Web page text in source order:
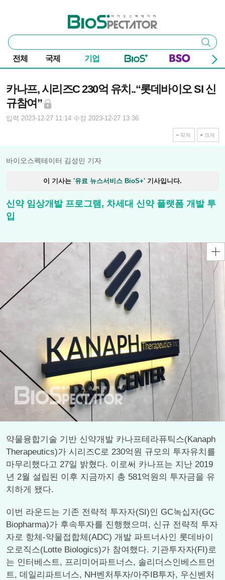
바이오스펙테이터
통
합
검
색
검색
전체 국제 기업
카나프, 시리즈C 230억 유치..“롯데바이오 SI 신
규참여”
입력 2023-12-27 11:14 수정 2023-12-27 13:36
작게 크게
바이오스펙테이터 김성민 기자
이 기사는 '유료 뉴스서비스 BioS+' 기사입니다.
신약 임상개발 프로그램, 차세대 신약 플랫폼 개발 투
입
약물융합기술 기반 신약개발 카나프테라퓨틱스(Kanaph
Therapeutics)가 시리즈C로 230억원 규모의 투자유치를
마무리했다고 27일 밝혔다. 이로써 카나프는 지난 2019
년 2월 설립된 이후 지금까지 총 581억원의 투자금을 유
치하게 됐다.
이번 라운드는 기존 전략적 투자자(SI)인 GC녹십자(GC
Biopharma)가 후속투자를 진행했으며, 신규 전략적 투자
자로 항체-약물접합체(ADC) 개발 파트너사인 롯데바이
오로직스(Lotte Biologics)가 참여했다. 기관투자자(FI)로
는 인터베스트, 프리미어파트너스, 솔리더스인베스트먼
트, 데일리파트너스, NH벤처투자/아주IB투자, 우신벤처